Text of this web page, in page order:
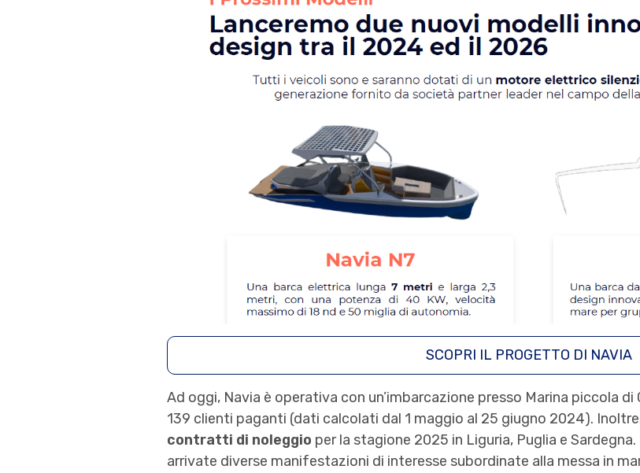
SCOPRI IL PROGETTO DI NAVIA
Ad oggi, Navia è operativa con un’imbarcazione presso Marina piccola
139 clienti paganti (dati calcolati dal 1 maggio al 25 giugno 2024).
contratti di noleggio per la stagione 2025 in Liguria, Puglia e
arrivate diverse manifestazioni di interesse subordinate alla messa in